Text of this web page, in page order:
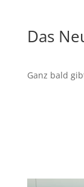
Das
Ganz bald